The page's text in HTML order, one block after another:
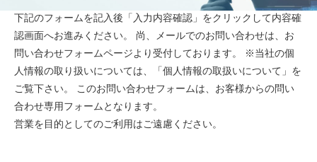
下記のフォームを記入後「入力内容確認」をクリックして内容確
認画面へお進みください。 尚、メールでのお問い合わせは、お
問い合わせフォームページより受付しております。 ※当社の個
人情報の取り扱いについては、「個人情報の取扱いについて」を
ご覧下さい。 このお問い合わせフォームは、お客様からの問い
合わせ専用フォームとなります。
営業を目的としてのご利用はご遠慮ください。